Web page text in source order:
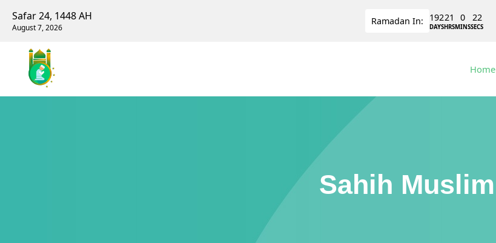
Safar 24, 1448 AH
August 7, 2026
Ramadan In: 192
DAYS
21
HRS
0
MINS
22
SECS
Home
Sahih Muslim